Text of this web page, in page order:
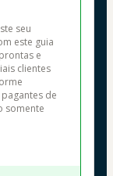
seu
este guia
e
clientes
de
somente